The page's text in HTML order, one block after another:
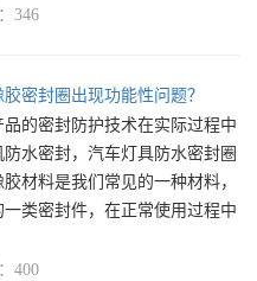
346
密封圈出现功能性问题？
的密封防护技术在实际过程中
水密封，汽车灯具防水密封圈
材料是我们常见的一种材料，
类密封件，在正常使用过程中
400